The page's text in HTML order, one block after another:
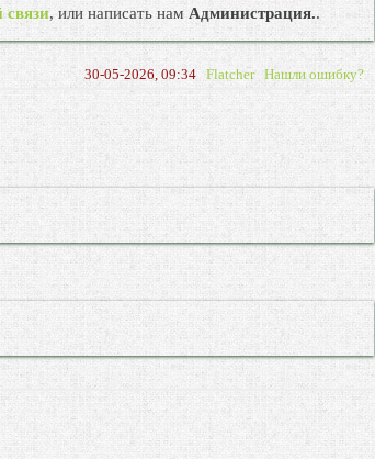
связи, или написать нам Администрация..
30-05-2026, 09:34 Flatcher Нашли ошибку?